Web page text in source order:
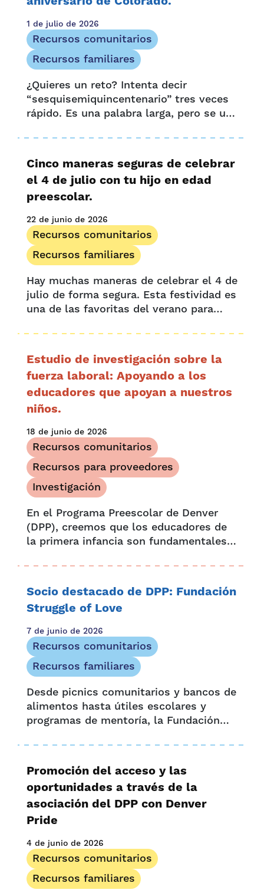
1 de julio de 2026
Recursos comunitarios
Recursos familiares
¿Quieres un reto? Intenta decir
“sesquisemiquincentenario” tres veces
rápido. Es una palabra larga, pero se usa
de un 150 aniversario y un 250
aniversario.
Cinco maneras seguras de celebrar
el 4 de julio con tu hijo en edad
preescolar.
22 de junio de 2026
Recursos comunitarios
Recursos familiares
Hay muchas maneras de celebrar el 4 de
julio de forma segura. Esta festividad es
una de las favoritas del verano para
picnics, fiestas en la piscina y
espectáculos de fuegos artificiales.
Estudio de investigación sobre la
fuerza laboral: Apoyando a los
educadores que apoyan a nuestros
niños.
18 de junio de 2026
Recursos comunitarios
Recursos para proveedores
Investigación
En el Programa Preescolar de Denver
(DPP), creemos que los educadores de
la primera infancia son fundamentales
cada niño. Nuestro objetivo es apoyar a
los maestros dedicados que están
formando...
Socio destacado de DPP: Fundación
Struggle of Love
7 de junio de 2026
Recursos comunitarios
Recursos familiares
Desde picnics comunitarios y bancos de
alimentos hasta útiles escolares y
programas de mentoría, la Fundación
servicios integrales esenciales a los
más necesitados durante casi 26 años...
Promoción del acceso y las
oportunidades a través de la
asociación del DPP con Denver
Pride
4 de junio de 2026
Recursos comunitarios
Recursos familiares